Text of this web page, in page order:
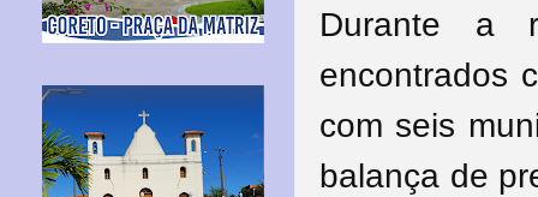
Durante a
encontrados
com seis
balança de